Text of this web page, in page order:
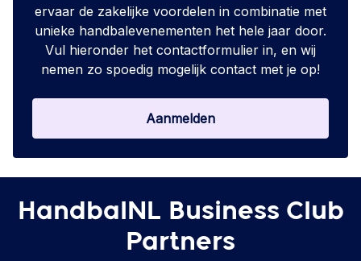
ervaar de zakelijke voordelen in combinatie met
unieke handbalevenementen het hele jaar door.
Vul hieronder het contactformulier in, en wij
nemen zo spoedig mogelijk contact met je op!
Aanmelden
HandbalNL Business Club
Partners